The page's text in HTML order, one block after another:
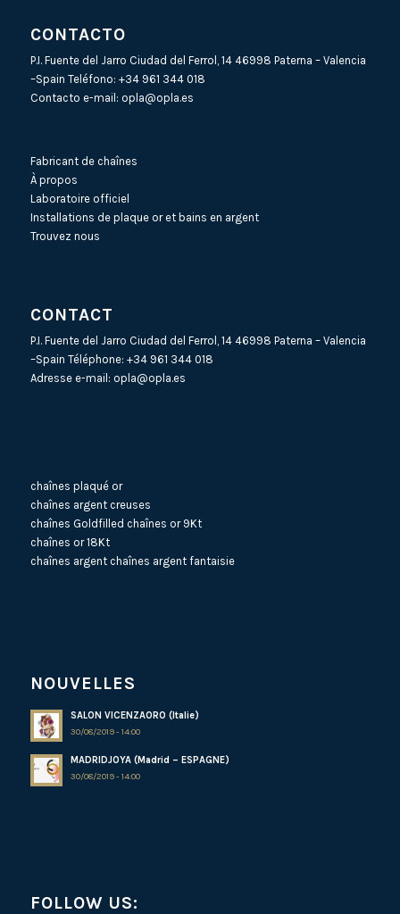
CONTACTO
P.I. Fuente del Jarro Ciudad del Ferrol, 14 46998 Paterna – Valencia
–Spain Teléfono: +34 961 344 018
Contacto e-mail: opla@opla.es
Fabricant de chaînes
À propos
Laboratoire officiel
Installations de plaque or et bains en argent
Trouvez nous
CONTACT
P.I. Fuente del Jarro Ciudad del Ferrol, 14 46998 Paterna – Valencia
–Spain Téléphone: +34 961 344 018
Adresse e-mail: opla@opla.es
chaînes plaqué or
chaînes argent creuses
chaînes Goldfilled chaînes or 9Kt
chaînes or 18Kt
chaînes argent chaînes argent fantaisie
NOUVELLES
SALON VICENZAORO (Italie)
30/08/2019 - 14:00
MADRIDJOYA (Madrid – ESPAGNE)
30/08/2019 - 14:00
FOLLOW US: